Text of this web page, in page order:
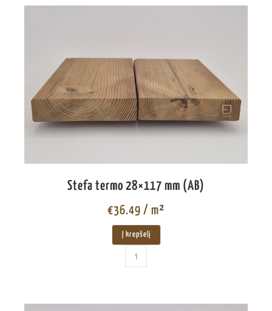
Stefa termo 28×117 mm (AB)
€36.49 / m²
Į krepšelį